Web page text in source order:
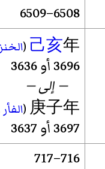
6508–6509
己亥年
(
3696 أو 3636
— إلى —
庚子年
(الفأر
3697 أو 3637
716–717